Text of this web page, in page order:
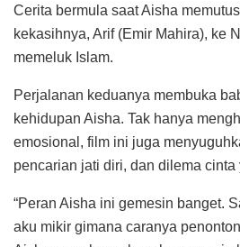
Cerita bermula saat Aisha
kekasihnya, Arif (Emir Mahira), ke
memeluk Islam.
Perjalanan keduanya membuka
kehidupan Aisha. Tak hanya
emosional, film ini juga
pencarian jati diri, dan dilema cinta
“Peran Aisha ini gemesin banget.
aku mikir gimana caranya